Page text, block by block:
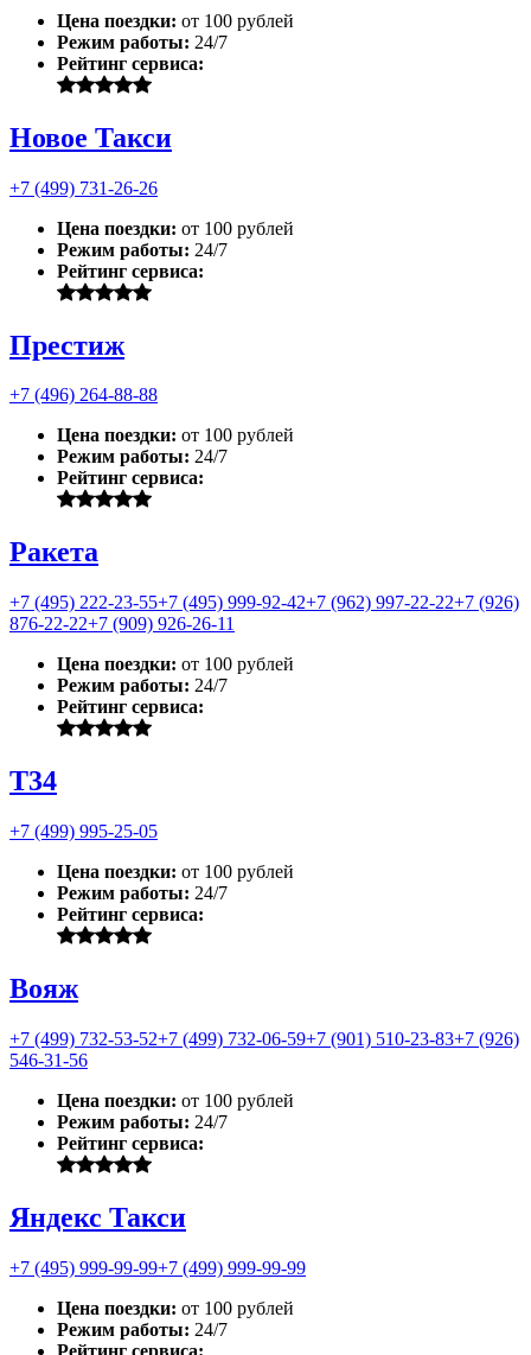
Цена поездки: от 100 рублей
Режим работы: 24/7
Рейтинг сервиса:
Новое Такси
+7 (499) 731-26-26
Цена поездки: от 100 рублей
Режим работы: 24/7
Рейтинг сервиса:
Престиж
+7 (496) 264-88-88
Цена поездки: от 100 рублей
Режим работы: 24/7
Рейтинг сервиса:
Ракета
+7 (495) 222-23-55+7 (495) 999-92-42+7 (962) 997-22-22+7 (926)
876-22-22+7 (909) 926-26-11
Цена поездки: от 100 рублей
Режим работы: 24/7
Рейтинг сервиса:
Т34
+7 (499) 995-25-05
Цена поездки: от 100 рублей
Режим работы: 24/7
Рейтинг сервиса:
Вояж
+7 (499) 732-53-52+7 (499) 732-06-59+7 (901) 510-23-83+7 (926)
546-31-56
Цена поездки: от 100 рублей
Режим работы: 24/7
Рейтинг сервиса:
Яндекс Такси
+7 (495) 999-99-99+7 (499) 999-99-99
Цена поездки: от 100 рублей
Режим работы: 24/7
Рейтинг сервиса: